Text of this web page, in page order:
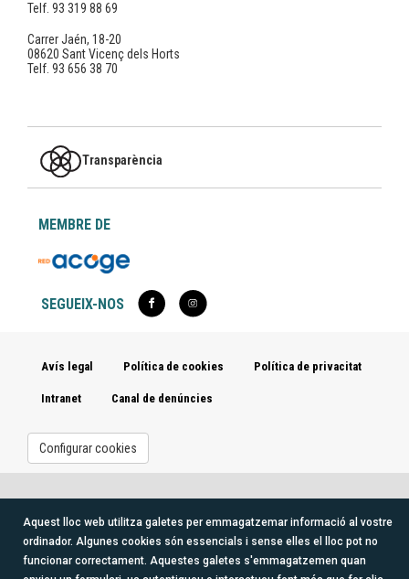
Telf. 93 319 88 69
Carrer Jaén, 18-20
08620 Sant Vicenç dels Horts
Telf. 93 656 38 70
Transparència
MEMBRE DE
logo_redacoge_transparente.png
SEGUEIX-NOS
Avís legal Política de cookies Política de privacitat
Intranet Canal de denúncies
Configurar cookies
Aquest lloc web utilitza galetes per emmagatzemar informació al vostre
ordinador. Algunes cookies són essencials i sense elles el lloc pot no
funcionar correctament. Aquestes galetes s'emmagatzemen quan